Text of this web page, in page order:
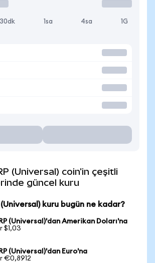
30dk 1sa 4sa 1G
(Universal) coin'in çeşitli
güncel kuru
kuru bugün ne kadar?
(Universal)'dan Amerikan Doları'na
$1,03
(Universal)'dan Euro'na
€0,8912